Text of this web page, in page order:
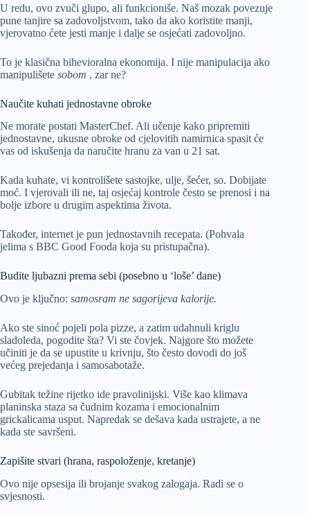
U redu, ovo zvuči glupo, ali funkcioniše. Naš mozak povezuje
pune tanjire sa zadovoljstvom, tako da ako koristite manji,
vjerovatno ćete jesti manje i dalje se osjećati zadovoljno.
To je klasična bihevioralna ekonomija. I nije manipulacija ako
manipulišete sobom , zar ne?
Naučite kuhati jednostavne obroke
Ne morate postati MasterChef. Ali učenje kako pripremiti
jednostavne, ukusne obroke od cjelovitih namirnica spasit će
vas od iskušenja da naručite hranu za van u 21 sat.
Kada kuhate, vi kontrolišete sastojke, ulje, šećer, so. Dobijate
moć. I vjerovali ili ne, taj osjećaj kontrole često se prenosi i na
bolje izbore u drugim aspektima života.
Također, internet je pun jednostavnih recepata. (Pohvala
jelima s BBC Good Fooda koja su pristupačna).
Budite ljubazni prema sebi (posebno u ‘loše’ dane)
Ovo je ključno: samosram ne sagorijeva kalorije.
Ako ste sinoć pojeli pola pizze, a zatim udahnuli kriglu
sladoleda, pogodite šta? Vi ste čovjek. Najgore što možete
učiniti je da se upustite u krivnju, što često dovodi do još
većeg prejedanja i samosabotaže.
Gubitak težine rijetko ide pravolinijski. Više kao klimava
planinska staza sa čudnim kozama i emocionalnim
grickalicama usput. Napredak se dešava kada ustrajete, a ne
kada ste savršeni.
Zapišite stvari (hrana, raspoloženje, kretanje)
Ovo nije opsesija ili brojanje svakog zalogaja. Radi se o
svjesnosti.